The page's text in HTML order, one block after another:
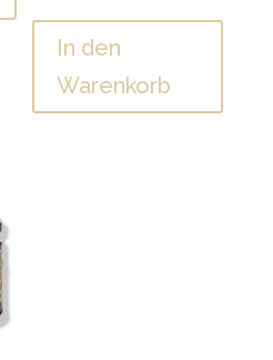
Tomaten
180gr
In den
Warenkorb